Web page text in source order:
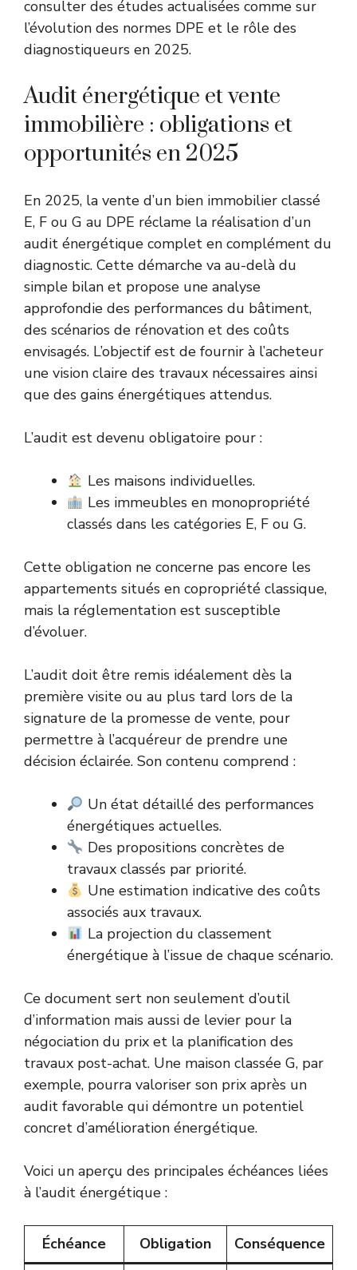
consulter des études actualisées comme sur
l’évolution des normes DPE et le rôle des
diagnostiqueurs en 2025.
Audit énergétique et vente
immobilière : obligations et
opportunités en 2025
En 2025, la vente d’un bien immobilier classé
E, F ou G au DPE réclame la réalisation d’un
audit énergétique complet en complément du
diagnostic. Cette démarche va au-delà du
simple bilan et propose une analyse
approfondie des performances du bâtiment,
des scénarios de rénovation et des coûts
envisagés. L’objectif est de fournir à l’acheteur
une vision claire des travaux nécessaires ainsi
que des gains énergétiques attendus.
L’audit est devenu obligatoire pour :
Les maisons individuelles.
Les immeubles en monopropriété
classés dans les catégories E, F ou G.
Cette obligation ne concerne pas encore les
appartements situés en copropriété classique,
mais la réglementation est susceptible
d’évoluer.
L’audit doit être remis idéalement dès la
première visite ou au plus tard lors de la
signature de la promesse de vente, pour
permettre à l’acquéreur de prendre une
décision éclairée. Son contenu comprend :
Un état détaillé des performances
énergétiques actuelles.
Des propositions concrètes de
travaux classés par priorité.
Une estimation indicative des coûts
associés aux travaux.
La projection du classement
énergétique à l’issue de chaque scénario.
Ce document sert non seulement d’outil
d’information mais aussi de levier pour la
négociation du prix et la planification des
travaux post-achat. Une maison classée G, par
exemple, pourra valoriser son prix après un
audit favorable qui démontre un potentiel
concret d’amélioration énergétique.
Voici un aperçu des principales échéances liées
à l’audit énergétique :
Échéance Obligation
Conséquence